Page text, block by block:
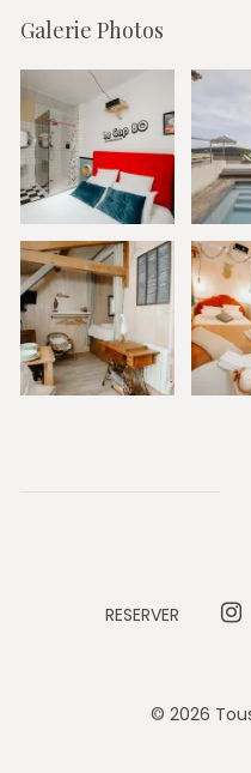
Galerie Photos
RESERVER
© 2026